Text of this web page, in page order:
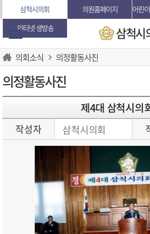
본문바로가기
삼척시의회 의원홈페이지 어린
인터넷 생방송
삼척시
의회소식 의정활동사진
의정활동사진
제4대 삼척시의
작성자 삼척시의회